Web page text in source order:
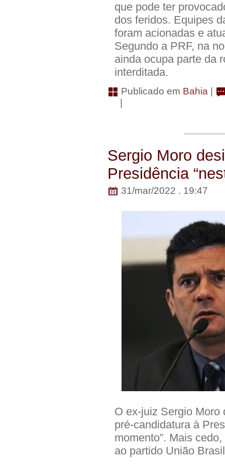
que pode ter
dos feridos. Equipes
foram acionadas e
Segundo a PRF, na
ainda ocupa parte da
interditada.
Publicado em Bahia |
|
Sergio Moro
Presidência
31/mar/2022 . 19:47
O ex-juiz Sergio Moro
pré-candidatura à
momento”. Mais
ao partido União